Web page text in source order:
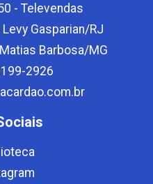
- Televendas
Gasparian/RJ
Barbosa/MG
2926